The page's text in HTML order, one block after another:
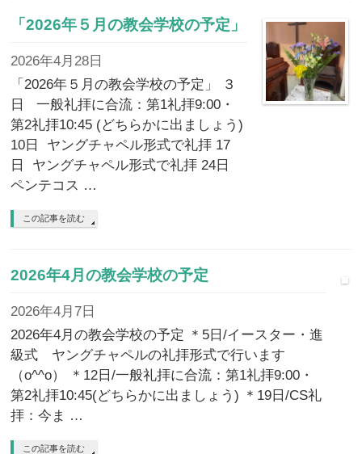
「2026年５月の教会学校の予定」
2026年4月28日
「2026年５月の教会学校の予定」 ３
日 一般礼拝に合流：第1礼拝9:00・
第2礼拝10:45 (どちらかに出ましょう)
10日 ヤングチャペル形式で礼拝 17
日 ヤングチャペル形式で礼拝 24日
ペンテコス …
この記事を読む
2026年4月の教会学校の予定
2026年4月7日
2026年4月の教会学校の予定 ＊5日/イースター・進
級式 ヤングチャペルの礼拝形式で行います
（o^^o） ＊12日/一般礼拝に合流：第1礼拝9:00・
第2礼拝10:45(どちらかに出ましょう) ＊19日/CS礼
拝：今ま …
この記事を読む